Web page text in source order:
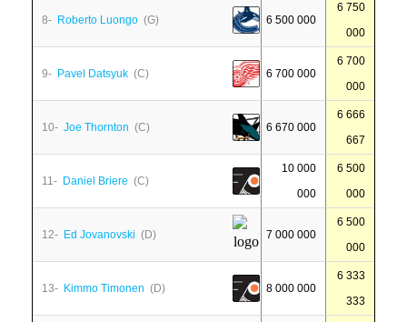
8- Roberto Luongo (G) 6 500 000
6 750
000
9- Pavel Datsyuk (C) 6 700 000
6 700
000
10- Joe Thornton (C) 6 670 000
6 666
667
11- Daniel Briere (C)
10 000
000
6 500
000
12- Ed Jovanovski (D) 7 000 000
6 500
000
13- Kimmo Timonen (D) 8 000 000
6 333
333